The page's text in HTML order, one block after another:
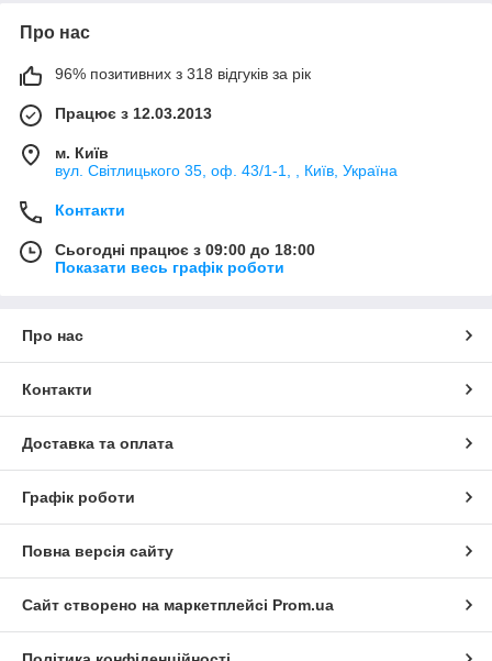
Про нас
96% позитивних з 318 відгуків за рік
Працює з 12.03.2013
м. Київ
вул. Світлицького 35, оф. 43/1-1, , Київ, Україна
Контакти
Сьогодні працює з 09:00 до 18:00
Показати весь графік роботи
Про нас
Контакти
Доставка та оплата
Графік роботи
Повна версія сайту
Сайт створено на маркетплейсі Prom.ua